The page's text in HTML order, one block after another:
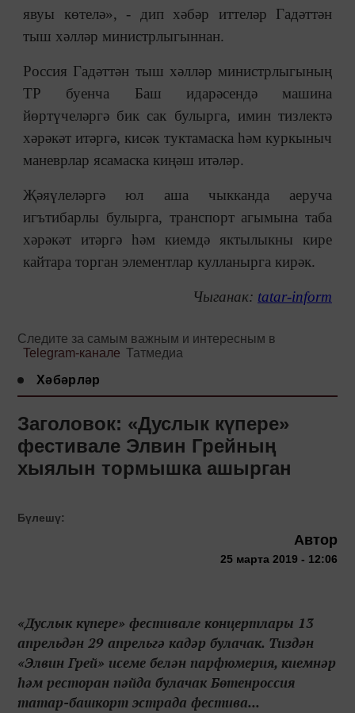
явуы көтелә», - дип хәбәр иттеләр Гадәттән
тыш хәлләр министрлыгыннан.
Россия Гадәттән тыш хәлләр министрлыгының
ТР буенча Баш идарәсендә машина
йөртүчеләргә бик сак булырга, имин тизлектә
хәрәкәт итәргә, кисәк туктамаска һәм куркыныч
маневрлар ясамаска киңәш итәләр.
Җәяүлеләргә юл аша чыкканда аеруча
игътибарлы булырга, транспорт агымына таба
хәрәкәт итәргә һәм киемдә яктылыкны кире
кайтара торган элементлар кулланырга кирәк.
Чыганак: tatar-inform
Следите за самым важным и интересным в
Telegram-канале Татмедиа
Хәбәрләр
Заголовок: «Дуслык күпере»
фестивале Элвин Грейның
хыялын тормышка ашырган
Бүлешү:
Автор
25 марта 2019 - 12:06
«Дуслык күпере» фестивале концертлары 13
апрельдән 29 апрельгә кадәр булачак. Тиздән
«Элвин Грей» исеме белән парфюмерия, киемнәр
һәм ресторан пәйда булачак Бөтенроссия
татар-башкорт эстрада фестива...